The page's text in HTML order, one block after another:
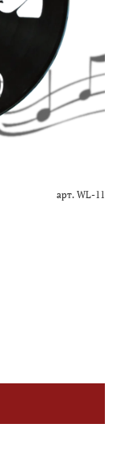
арт. WL-11